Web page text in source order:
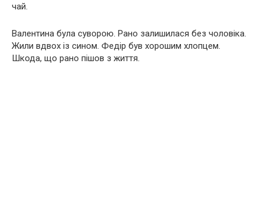
чай.
Валентина була суворою. Рано залишилася без чоловіка.
Жили вдвох із сином. Федір був хорошим хлопцем.
Шкода, що рано пішов з життя.